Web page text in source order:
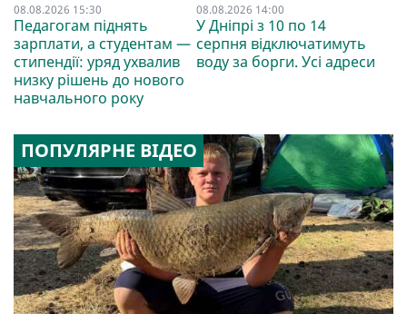
08.08.2026 15:30
Педагогам піднять
зарплати, а студентам —
стипендії: уряд ухвалив
низку рішень до нового
навчального року
08.08.2026 14:00
У Дніпрі з 10 по 14
серпня відключатимуть
воду за борги. Усі адреси
ПОПУЛЯРНЕ ВІДЕО